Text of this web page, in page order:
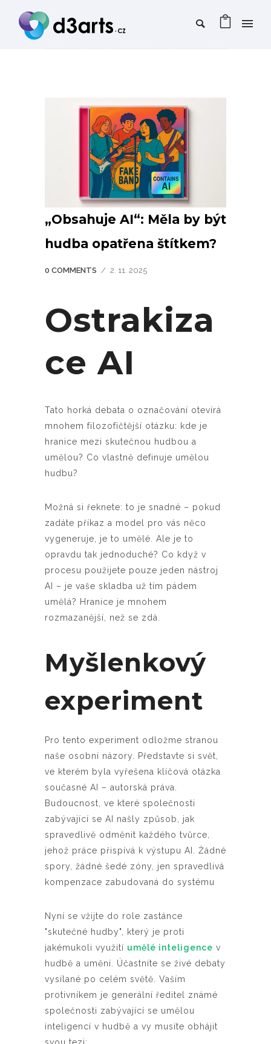
„Obsahuje AI“: Měla by být
hudba opatřena štítkem?
0 COMMENTS / 2. 11. 2025
Ostrakiza
ce AI
Tato horká debata o označování otevírá
mnohem filozofičtější otázku: kde je
hranice mezi skutečnou hudbou a
umělou? Co vlastně definuje umělou
hudbu?
Možná si řeknete: to je snadné – pokud
zadáte příkaz a model pro vás něco
vygeneruje, je to umělé. Ale je to
opravdu tak jednoduché? Co když v
procesu použijete pouze jeden nástroj
AI – je vaše skladba už tím pádem
umělá? Hranice je mnohem
rozmazanější, než se zdá.
Myšlenkový
experiment
Pro tento experiment odložme stranou
naše osobní názory. Představte si svět,
ve kterém byla vyřešena klíčová otázka
současné AI – autorská práva.
Budoucnost, ve které společnosti
zabývající se AI našly způsob, jak
spravedlivě odměnit každého tvůrce,
jehož práce přispívá k výstupu AI. Žádné
spory, žádné šedé zóny, jen spravedlivá
kompenzace zabudovaná do systému
Nyní se vžijte do role zastánce
"skutečné hudby", který je proti
jakémukoli využití umělé inteligence v
hudbě a umění. Účastníte se živé debaty
vysílané po celém světě. Vaším
protivníkem je generální ředitel známé
společnosti zabývající se umělou
inteligencí v hudbě a vy musíte obhájit